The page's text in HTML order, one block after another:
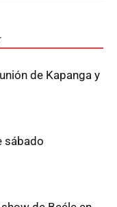
de Kapanga y
sábado